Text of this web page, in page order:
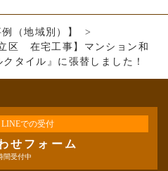
例（地域別）】
立区 在宅工事】マンション和
タイル』に張替しました！
LINEでの受付
せフォーム
間受付中